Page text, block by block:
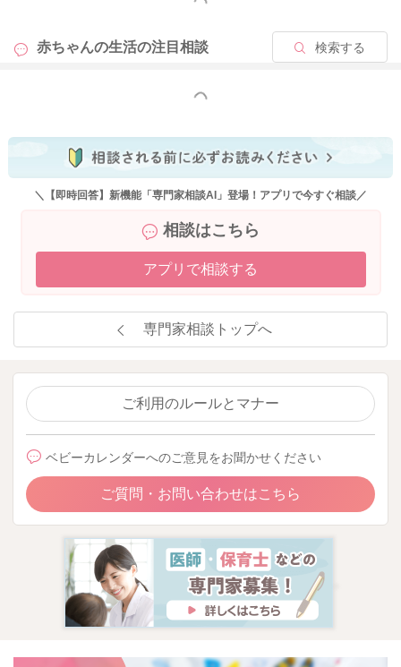
赤ちゃんの生活の注目相談 検索する
もっと見る
＼【即時回答】新機能「専門家相談AI」登場！アプリで今すぐ相談／
相談はこちら
アプリで相談する
専門家相談トップへ
ご利用のルールとマナー
ベビーカレンダーへのご意見をお聞かせください
ご質問・お問い合わせはこちら